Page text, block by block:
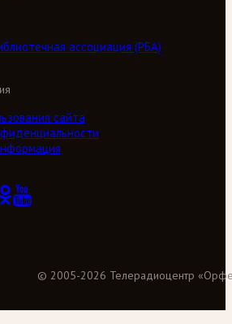
ассоциация (РБА)
сайта
© 2005-2026 Телерадиоцентр